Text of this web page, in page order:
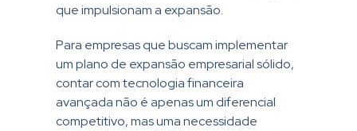
que impulsionam a expansão.
Para empresas que buscam implementar
um plano de expansão empresarial sólido,
contar com tecnologia financeira
avançada não é apenas um diferencial
competitivo, mas uma necessidade